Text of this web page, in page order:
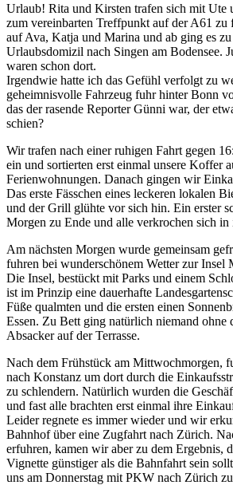
Urlaub! Rita und Kirsten trafen sich mit Ute
zum vereinbarten Treffpunkt auf der A61 zu
auf Ava, Katja und Marina und ab ging es zu
Urlaubsdomizil nach Singen am Bodensee.
waren schon dort.
Irgendwie hatte ich das Gefühl verfolgt zu
geheimnisvolle Fahrzeug fuhr hinter Bonn
das der rasende Reporter Günni war, der
schien?
Wir trafen nach einer ruhigen Fahrt gegen
ein und sortierten erst einmal unsere Koffer
Ferienwohnungen. Danach gingen wir
Das erste Fässchen eines leckeren lokalen
und der Grill glühte vor sich hin. Ein erster
Morgen zu Ende und alle verkrochen sich in
Am nächsten Morgen wurde gemeinsam
fuhren bei wunderschönem Wetter zur Insel
Die Insel, bestückt mit Parks und einem
ist im Prinzip eine dauerhafte
Füße qualmten und die ersten einen
Essen. Zu Bett ging natürlich niemand ohne
Absacker auf der Terrasse.
Nach dem Frühstück am Mittwochmorgen,
nach Konstanz um dort durch die
zu schlendern. Natürlich wurden die
und fast alle brachten erst einmal ihre
Leider regnete es immer wieder und wir
Bahnhof über eine Zugfahrt nach Zürich.
erfuhren, kamen wir aber zu dem Ergebnis,
Vignette günstiger als die Bahnfahrt sein
uns am Donnerstag mit PKW nach Zürich